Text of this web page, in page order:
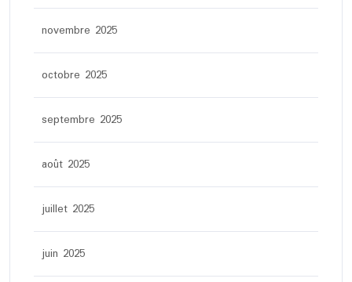
novembre 2025
octobre 2025
septembre 2025
août 2025
juillet 2025
juin 2025